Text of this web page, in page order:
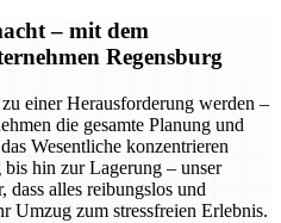
– mit dem
Regensburg
einer Herausforderung werden –
die gesamte Planung und
Wesentliche konzentrieren
hin zur Lagerung – unser
dass alles reibungslos und
Umzug zum stressfreien Erlebnis.